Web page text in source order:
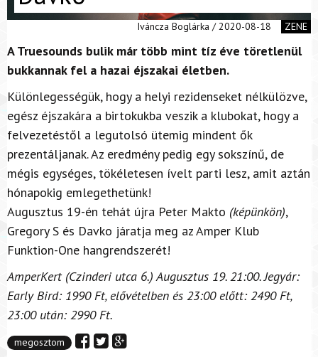
Iváncza Boglárka / 2020-08-18 ZENE
A Truesounds bulik már több mint tíz éve töretlenül
bukkannak fel a hazai éjszakai életben.
Különlegességük, hogy a helyi rezidenseket nélkülözve,
egész éjszakára a birtokukba veszik a klubokat, hogy a
felvezetéstől a legutolsó ütemig mindent ők
prezentáljanak. Az eredmény pedig egy sokszínű, de
mégis egységes, tökéletesen ívelt parti lesz, amit aztán
hónapokig emlegethetünk!
Augusztus 19-én tehát újra Peter Makto (képünkön),
Gregory S és Davko járatja meg az Amper Klub
Funktion-One hangrendszerét!
AmperKert (Czinderi utca 6.) Augusztus 19. 21:00. Jegyár:
Early Bird: 1990 Ft, elővételben és 23:00 előtt: 2490 Ft,
23:00 után: 2990 Ft.
megosztom